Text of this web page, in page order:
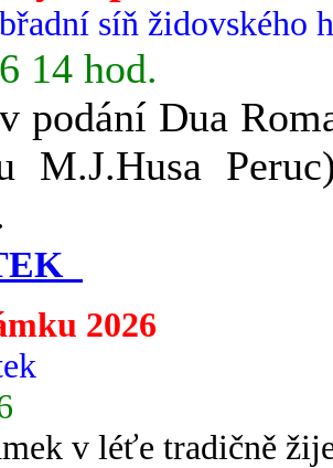
síň židovského
14 hod.
podání Dua
M.J.Husa
2026
v léťe tradičně